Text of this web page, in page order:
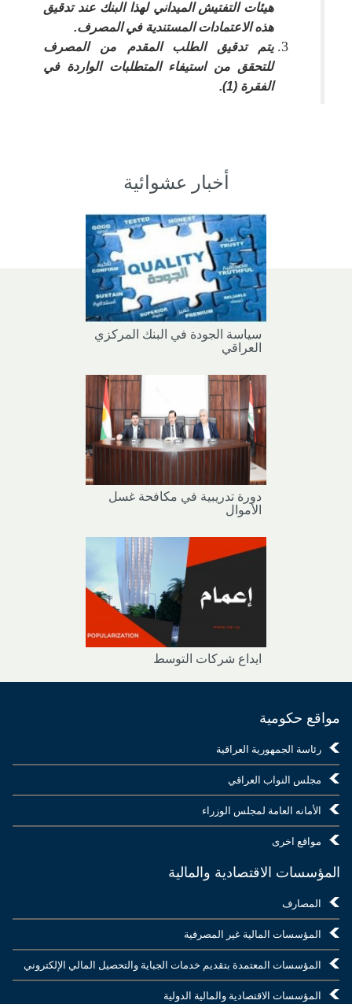
هيئات التفتيش الميداني لهذا البنك عند تدقيق
هذه الاعتمادات المستندية في المصرف.
يتم تدقيق الطلب المقدم من المصرف
للتحقق من استيفاء المتطلبات الواردة في
الفقرة (1).
أخبار عشوائية
سياسة الجودة في البنك المركزي
العراقي
دورة تدريبية في مكافحة غسل
الأموال
ايداع شركات التوسط
مواقع حكومية
رئاسة الجمهورية العراقية
مجلس النواب العراقي
الأمانه العامة لمجلس الوزراء
مواقع اخرى
المؤسسات الاقتصادية والمالية
المصارف
المؤسسات المالية غير المصرفية
المؤسسات المعتمدة بتقديم خدمات الجباية والتحصيل المالي الإلكتروني
المؤسسات الاقتصادية والمالية الدولية